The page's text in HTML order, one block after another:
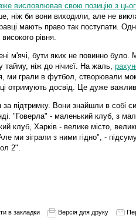
висловлював свою позицію з
ніж би вони виходили, але не
мають право так поступати.
рівня.
м'ячі, бути яких не повинно було.
ніж до нічиєї. На жаль,
ми грали в футбол, створювали
отримують досвід. Це дуже
підтримку. Вони знайшли в собі
"Говерла" - маленький клуб, з
клуб, Харків - велике місто,
ми зіграли з ними гідно", -
2".
в закладки Версія для друку